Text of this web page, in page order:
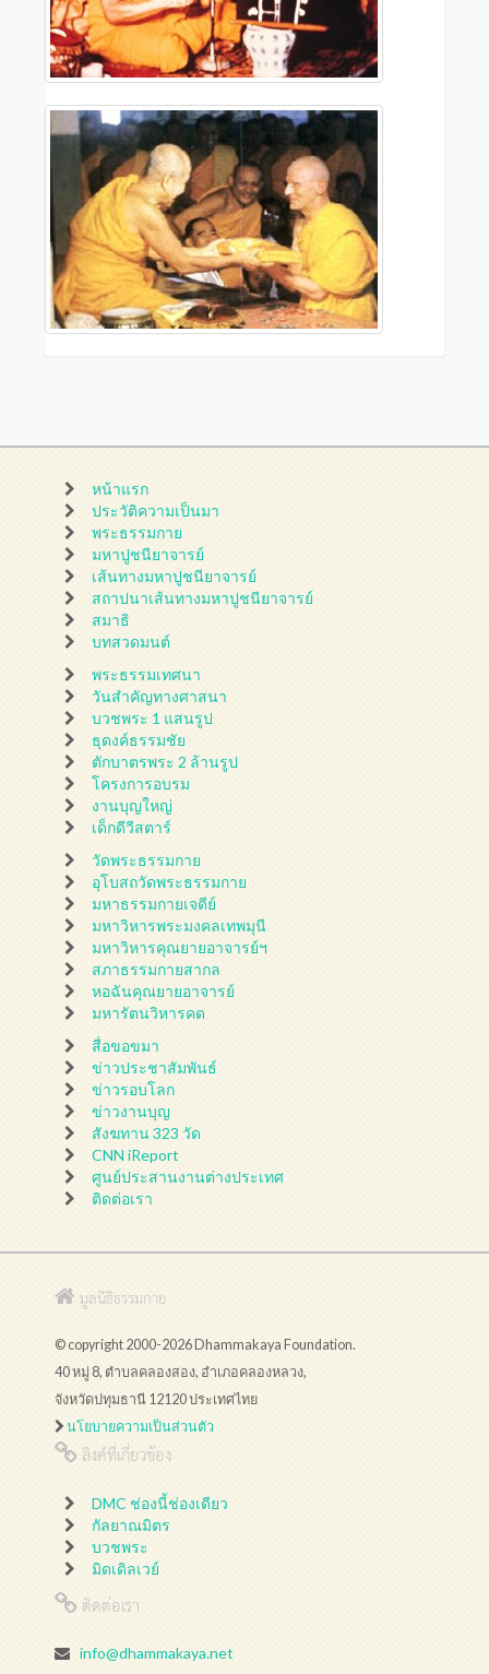
หน้าแรก
ประวัติความเป็นมา
พระธรรมกาย
มหาปูชนียาจารย์
เส้นทางมหาปูชนียาจารย์
สถาปนาเส้นทางมหาปูชนียาจารย์
สมาธิ
บทสวดมนต์
พระธรรมเทศนา
วันสำคัญทางศาสนา
บวชพระ 1 แสนรูป
ธุดงค์ธรรมชัย
ตักบาตรพระ 2 ล้านรูป
โครงการอบรม
งานบุญใหญ่
เด็กดีวีสตาร์
วัดพระธรรมกาย
อุโบสถวัดพระธรรมกาย
มหาธรรมกายเจดีย์
มหาวิหารพระมงคลเทพมุนี
มหาวิหารคุณยายอาจารย์ฯ
สภาธรรมกายสากล
หอฉันคุณยายอาจารย์
มหารัตนวิหารคด
สื่อขอขมา
ข่าวประชาสัมพันธ์
ข่าวรอบโลก
ข่าวงานบุญ
สังฆทาน 323 วัด
CNN iReport
ศูนย์ประสานงานต่างประเทศ
ติดต่อเรา
มูลนิธิธรรมกาย
© copyright 2000-2026 Dhammakaya Foundation.
40 หมู่ 8, ตำบลคลองสอง, อำเภอคลองหลวง,
จังหวัดปทุมธานี 12120 ประเทศไทย
นโยบายความเป็นส่วนตัว
ลิงค์ที่เกี่ยวข้อง
DMC ช่องนี้ช่องเดียว
กัลยาณมิตร
บวชพระ
มิดเดิลเวย์
ติดต่อเรา
info@dhammakaya.net